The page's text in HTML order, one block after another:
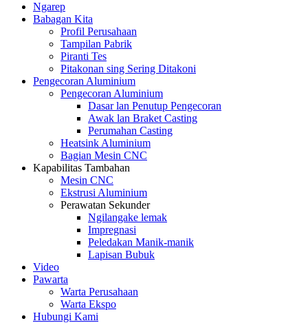
Ngarep
Babagan Kita
Profil Perusahaan
Tampilan Pabrik
Piranti Tes
Pitakonan sing Sering Ditakoni
Pengecoran Aluminium
Pengecoran Aluminium
Dasar lan Penutup Pengecoran
Awak lan Braket Casting
Perumahan Casting
Heatsink Aluminium
Bagian Mesin CNC
Kapabilitas Tambahan
Mesin CNC
Ekstrusi Aluminium
Perawatan Sekunder
Ngilangake lemak
Impregnasi
Peledakan Manik-manik
Lapisan Bubuk
Video
Pawarta
Warta Perusahaan
Warta Ekspo
Hubungi Kami